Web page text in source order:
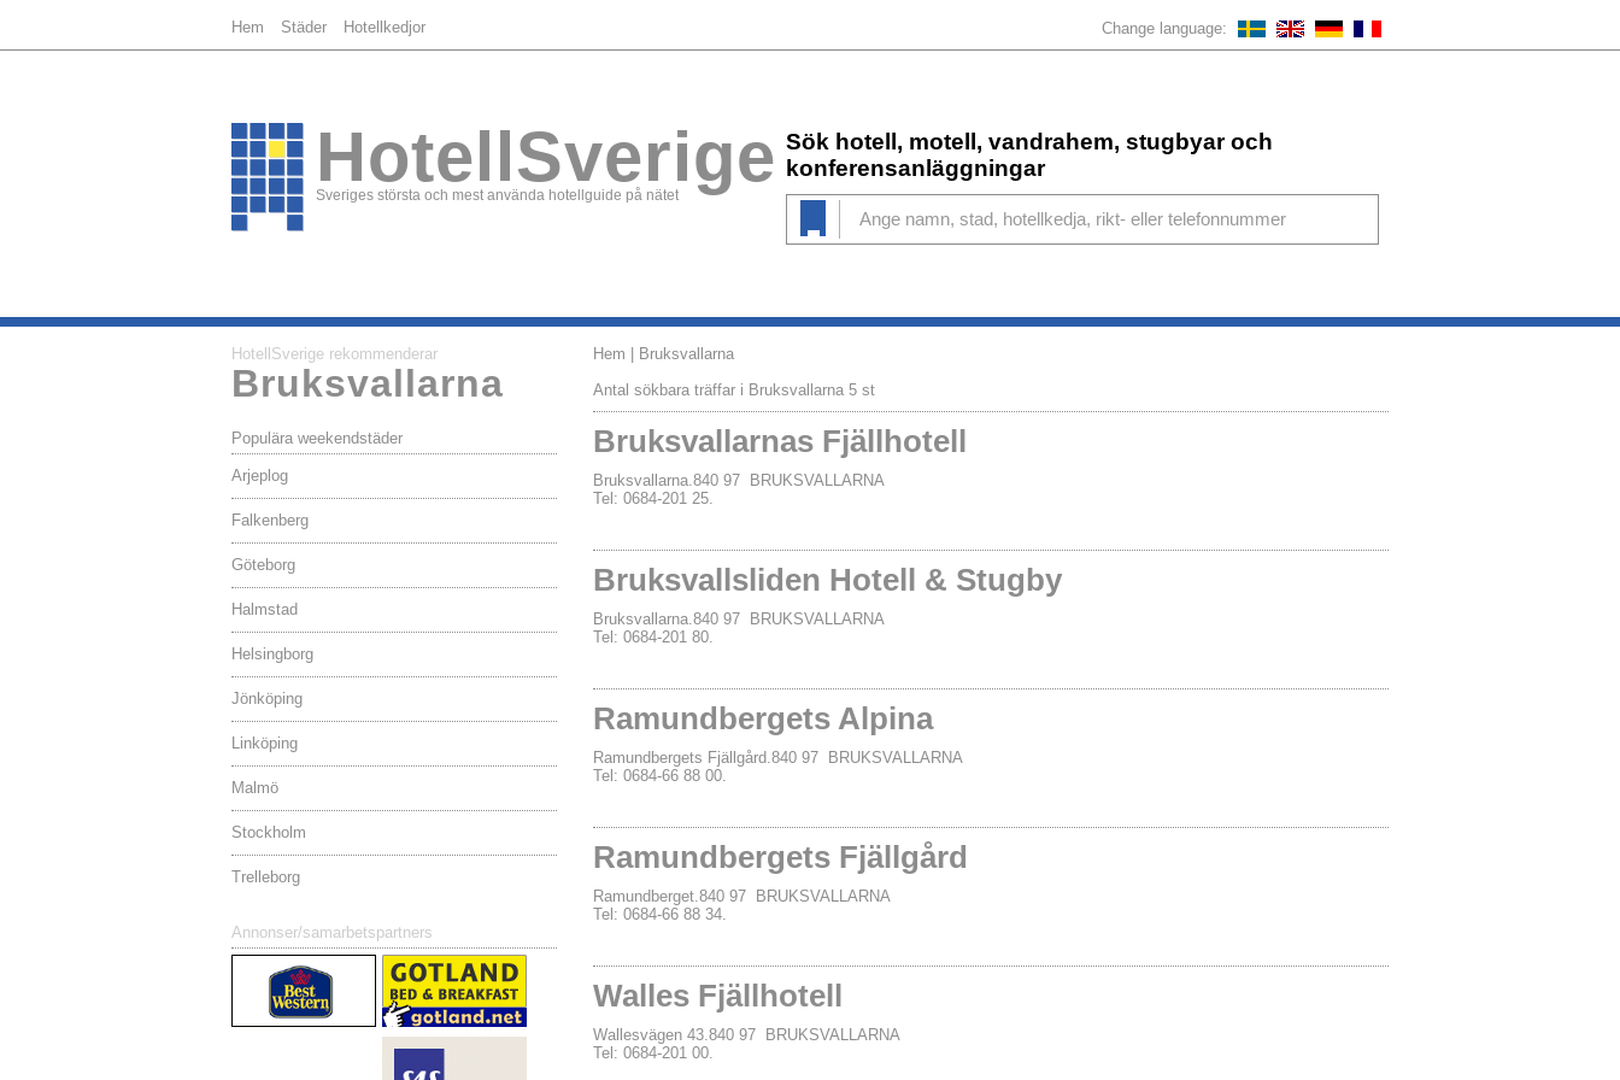
Hem Städer Hotellkedjor Change language:
HotellSverige
Sveriges största och mest använda hotellguide på nätet
Sök hotell, motell, vandrahem, stugbyar och
konferensanläggningar
HotellSverige rekommenderar
Bruksvallarna
Populära weekendstäder
Arjeplog
Falkenberg
Göteborg
Halmstad
Helsingborg
Jönköping
Linköping
Malmö
Stockholm
Trelleborg
Annonser/samarbetspartners
Hem | Bruksvallarna
Antal sökbara träffar i Bruksvallarna 5 st
Bruksvallarnas Fjällhotell
Bruksvallarna.840 97 BRUKSVALLARNA
Tel: 0684-201 25.
Bruksvallsliden Hotell & Stugby
Bruksvallarna.840 97 BRUKSVALLARNA
Tel: 0684-201 80.
Ramundbergets Alpina
Ramundbergets Fjällgård.840 97 BRUKSVALLARNA
Tel: 0684-66 88 00.
Ramundbergets Fjällgård
Ramundberget.840 97 BRUKSVALLARNA
Tel: 0684-66 88 34.
Walles Fjällhotell
Wallesvägen 43.840 97 BRUKSVALLARNA
Tel: 0684-201 00.